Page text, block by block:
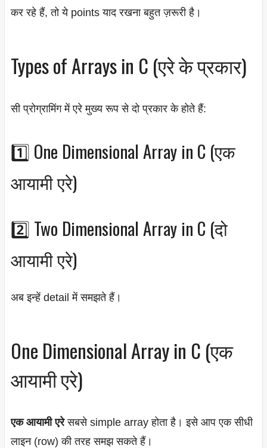
कर रहे हैं, तो ये points याद रखना बहुत ज़रूरी है।
Types of Arrays in C (एरे के प्रकार)
सी प्रोग्रामिंग में एरे मुख्य रूप से दो प्रकार के होते हैं:
1️⃣ One Dimensional Array in C (एक
आयामी एरे)
2️⃣ Two Dimensional Array in C (दो
आयामी एरे)
अब इन्हें detail में समझते हैं।
One Dimensional Array in C (एक
आयामी एरे)
एक आयामी एरेसबसे simple array होता है। इसे आप एक सीधी
लाइन (row) की तरह समझ सकते हैं।